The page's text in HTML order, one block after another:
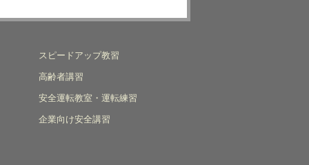
スピードアップ教習
高齢者講習
安全運転教室・運転練習
企業向け安全講習